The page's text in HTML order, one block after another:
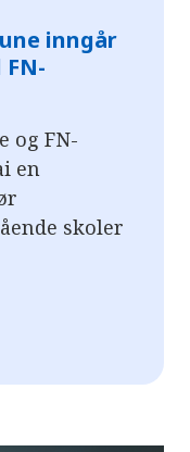
inngår
og FN-
en
skoler